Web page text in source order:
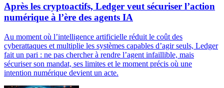
Après les cryptoactifs, Ledger veut sécuriser l’action
numérique à l’ère des agents IA
Au moment où l’intelligence artificielle réduit le coût des
cyberattaques et multiplie les systèmes capables d’agir seuls, Ledger
fait un pari : ne pas chercher à rendre l’agent infaillible, mais
sécuriser son mandat, ses limites et le moment précis où une
intention numérique devient un acte.